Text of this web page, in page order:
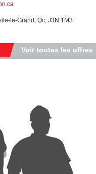
le-Grand, Qc, J3N 1M3
Voir toutes les offres